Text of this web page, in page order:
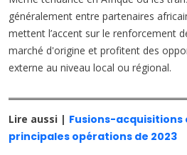
généralement entre partenaires
mettent l’accent sur le renforcement
marché d'origine et profitent des
externe au niveau local ou régional.
Lire aussi | Fusions-acquisitions
principales opérations de 2023